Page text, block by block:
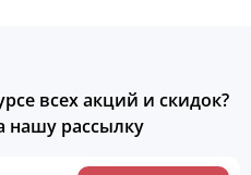
всех акций и скидок?
нашу рассылку